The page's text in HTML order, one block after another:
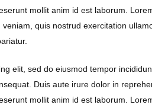
mollit anim id est laborum.
quis nostrud exercitation
elit, sed do eiusmod tempor
Duis aute irure dolor in
mollit anim id est laborum.